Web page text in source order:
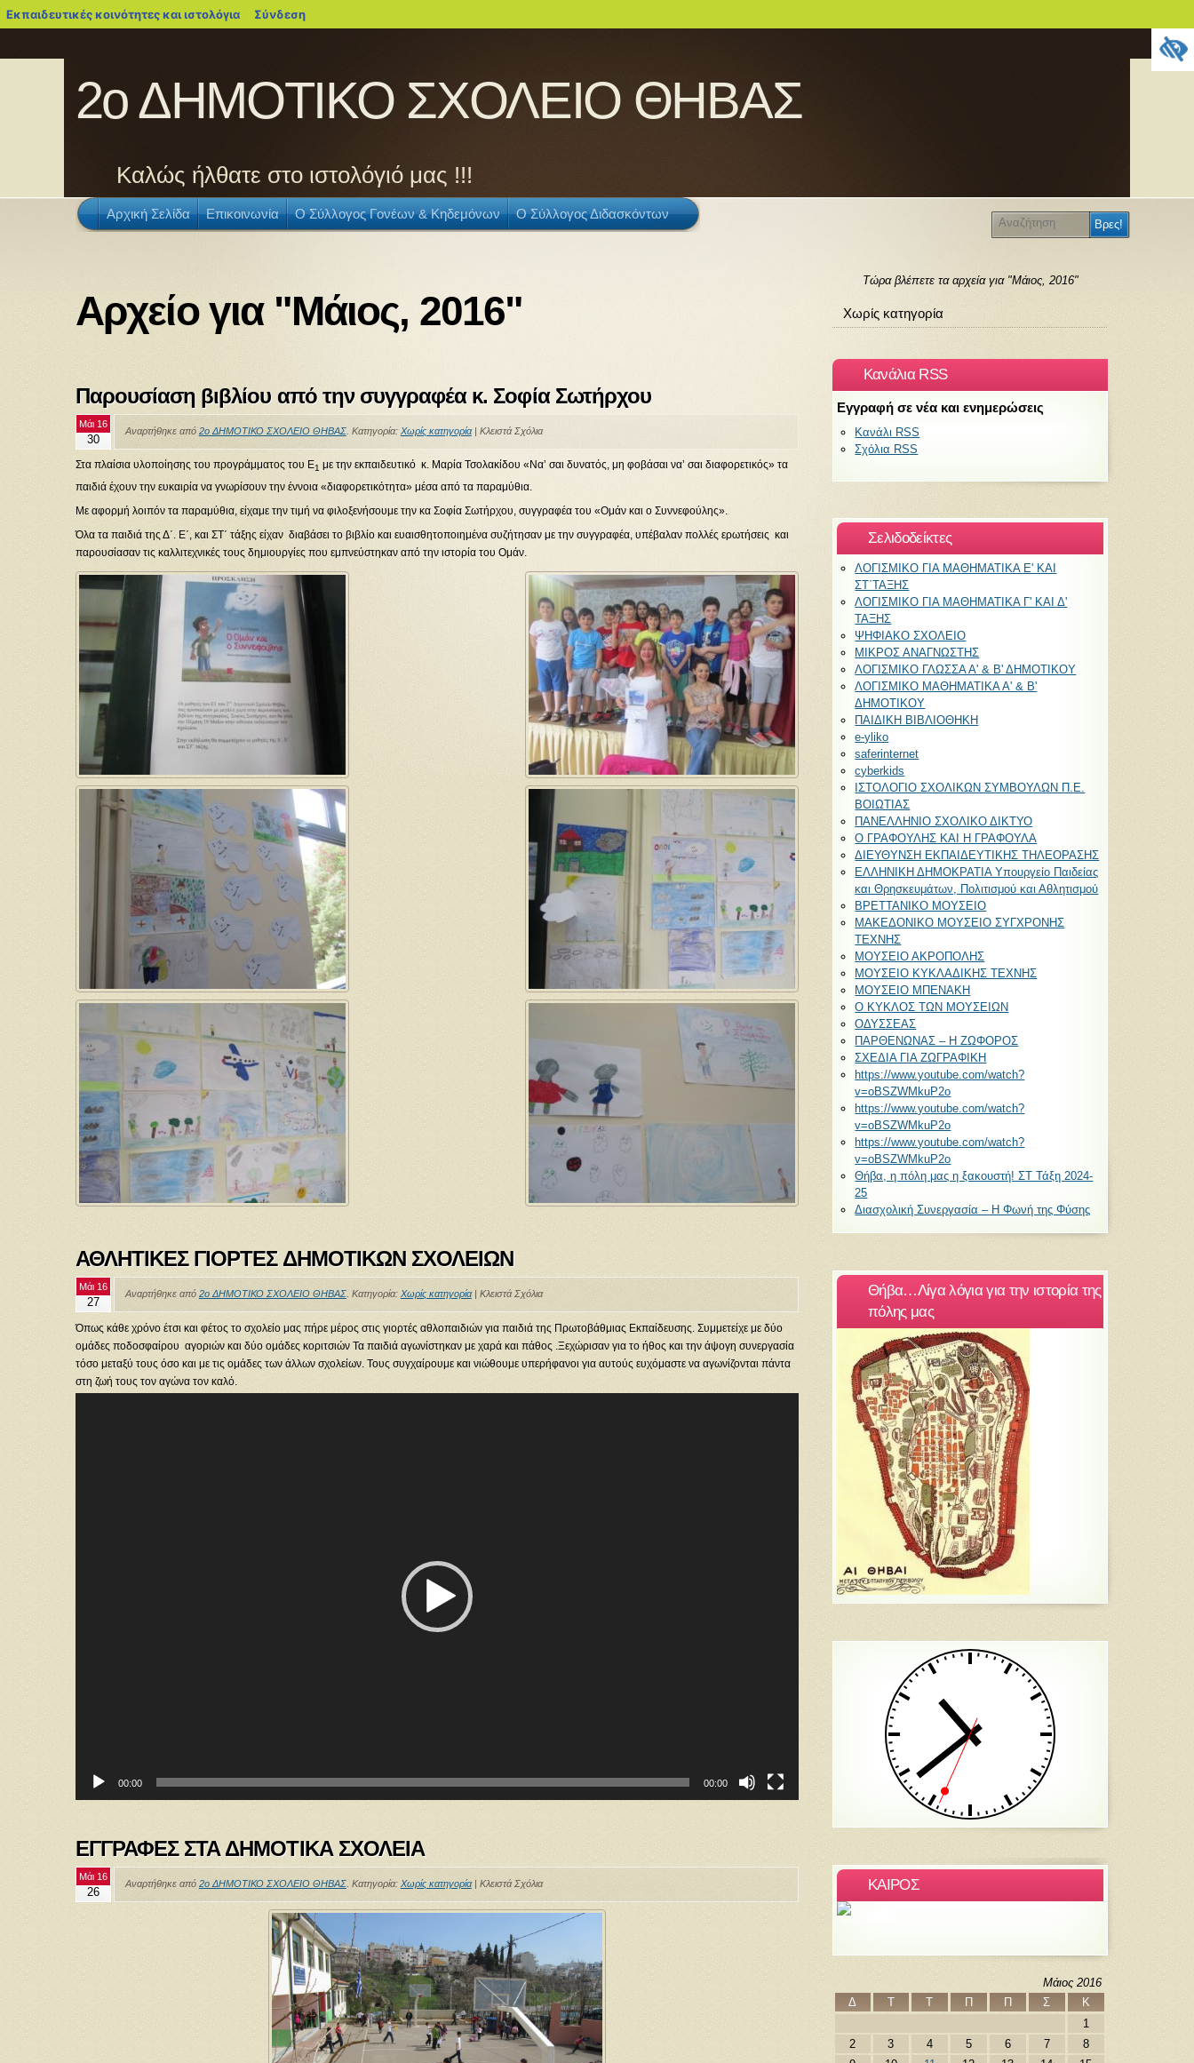
Εκπαιδευτικές κοινότητες και ιστολόγια blogs.sch.gr
Σύνδεση
2ο ΔΗΜΟΤΙΚΟ ΣΧΟΛΕΙΟ ΘΗΒΑΣ
Καλώς ήλθατε στο ιστολόγιό μας !!!
Αρχική Σελίδα Επικοινωνία Ο Σύλλογος Γονέων & Κηδεμόνων Ο Σύλλογος Διδασκόντων
Αρχείο για "Μάιος, 2016"
Παρουσίαση βιβλίου από την συγγραφέα κ. Σοφία Σωτήρχου
Μάι 16
30
Αναρτήθηκε από 2ο ΔΗΜΟΤΙΚΟ ΣΧΟΛΕΙΟ ΘΗΒΑΣ. Κατηγορία: Χωρίς κατηγορία| Κλειστά Σχόλια
Στα πλαίσια υλοποίησης του προγράμματος του Ε1 με την εκπαιδευτικό κ. Μαρία Τσολακίδου «Να’ σαι δυνατός, μη φοβάσαι να’ σαι διαφορετικός» τα
παιδιά έχουν την ευκαιρία να γνωρίσουν την έννοια «διαφορετικότητα» μέσα από τα παραμύθια.
Με αφορμή λοιπόν τα παραμύθια, είχαμε την τιμή να φιλοξενήσουμε την κα Σοφία Σωτήρχου, συγγραφέα του «Ομάν και ο Συννεφούλης».
Όλα τα παιδιά της Δ΄. Ε΄, και ΣΤ΄ τάξης είχαν διαβάσει το βιβλίο και ευαισθητοποιημένα συζήτησαν με την συγγραφέα, υπέβαλαν πολλές ερωτήσεις και
παρουσίασαν τις καλλιτεχνικές τους δημιουργίες που εμπνεύστηκαν από την ιστορία του Ομάν.
ΑΘΛΗΤΙΚΕΣ ΓΙΟΡΤΕΣ ΔΗΜΟΤΙΚΩΝ ΣΧΟΛΕΙΩΝ
Μάι 16
27
Αναρτήθηκε από 2ο ΔΗΜΟΤΙΚΟ ΣΧΟΛΕΙΟ ΘΗΒΑΣ. Κατηγορία: Χωρίς κατηγορία| Κλειστά Σχόλια
Όπως κάθε χρόνο έτσι και φέτος το σχολείο μας πήρε μέρος στις γιορτές αθλοπαιδιών για παιδιά της Πρωτοβάθμιας Εκπαίδευσης. Συμμετείχε με δύο
ομάδες ποδοσφαίρου αγοριών και δύο ομάδες κοριτσιών Τα παιδιά αγωνίστηκαν με χαρά και πάθος .Ξεχώρισαν για το ήθος και την άψογη συνεργασία
τόσο μεταξύ τους όσο και με τις ομάδες των άλλων σχολείων. Τους συγχαίρουμε και νιώθουμε υπερήφανοι για αυτούς ευχόμαστε να αγωνίζονται πάντα
στη ζωή τους τον αγώνα τον καλό.
00:00 00:00
ΕΓΓΡΑΦΕΣ ΣΤΑ ΔΗΜΟΤΙΚΑ ΣΧΟΛΕΙΑ
Μάι 16
26
Αναρτήθηκε από 2ο ΔΗΜΟΤΙΚΟ ΣΧΟΛΕΙΟ ΘΗΒΑΣ. Κατηγορία: Χωρίς κατηγορία| Κλειστά Σχόλια
Τώρα βλέπετε τα αρχεία για "Μάιος, 2016"
Χωρίς κατηγορία
Κανάλια RSS
Εγγραφή σε νέα και ενημερώσεις
Κανάλι RSS
Σχόλια RSS
Σελιδοδείκτες
ΛΟΓΙΣΜΙΚΟ ΓΙΑ ΜΑΘΗΜΑΤΙΚΑ Ε' ΚΑΙ
ΣΤ΄ΤΑΞΗΣ
ΛΟΓΙΣΜΙΚΟ ΓΙΑ ΜΑΘΗΜΑΤΙΚΑ Γ' ΚΑΙ Δ'
ΤΑΞΗΣ
ΨΗΦΙΑΚΟ ΣΧΟΛΕΙΟ
ΜΙΚΡΟΣ ΑΝΑΓΝΩΣΤΗΣ
ΛΟΓΙΣΜΙΚΟ ΓΛΩΣΣΑ Α' & Β' ΔΗΜΟΤΙΚΟΥ
ΛΟΓΙΣΜΙΚΟ ΜΑΘΗΜΑΤΙΚΑ Α' & Β'
ΔΗΜΟΤΙΚΟΥ
ΠΑΙΔΙΚΗ ΒΙΒΛΙΟΘΗΚΗ
e-yliko
saferinternet
cyberkids
ΙΣΤΟΛΟΓΙΟ ΣΧΟΛΙΚΩΝ ΣΥΜΒΟΥΛΩΝ Π.Ε.
ΒΟΙΩΤΙΑΣ
ΠΑΝΕΛΛΗΝΙΟ ΣΧΟΛΙΚΟ ΔΙΚΤΥΟ
Ο ΓΡΑΦΟΥΛΗΣ ΚΑΙ Η ΓΡΑΦΟΥΛΑ
ΔΙΕΥΘΥΝΣΗ ΕΚΠΑΙΔΕΥΤΙΚΗΣ ΤΗΛΕΟΡΑΣΗΣ
ΕΛΛΗΝΙΚΗ ΔΗΜΟΚΡΑΤΙΑ Υπουργείο Παιδείας
και Θρησκευμάτων, Πολιτισμού και Αθλητισμού
ΒΡΕΤΤΑΝΙΚΟ ΜΟΥΣΕΙΟ
ΜΑΚΕΔΟΝΙΚΟ ΜΟΥΣΕΙΟ ΣΥΓΧΡΟΝΗΣ
ΤΕΧΝΗΣ
ΜΟΥΣΕΙΟ ΑΚΡΟΠΟΛΗΣ
ΜΟΥΣΕΙΟ ΚΥΚΛΑΔΙΚΗΣ ΤΕΧΝΗΣ
ΜΟΥΣΕΙΟ ΜΠΕΝΑΚΗ
Ο ΚΥΚΛΟΣ ΤΩΝ ΜΟΥΣΕΙΩΝ
ΟΔΥΣΣΕΑΣ
ΠΑΡΘΕΝΩΝΑΣ – Η ΖΩΦΟΡΟΣ
ΣΧΕΔΙΑ ΓΙΑ ΖΩΓΡΑΦΙΚΗ
https://www.youtube.com/watch?
v=oBSZWMkuP2o
https://www.youtube.com/watch?
v=oBSZWMkuP2o
https://www.youtube.com/watch?
v=oBSZWMkuP2o
Θήβα, η πόλη μας η ξακουστή! ΣΤ Τάξη 2024-
25
Διασχολική Συνεργασία – Η Φωνή της Φύσης
Θήβα…Λίγα λόγια για την ιστορία της
πόλης μας
ΚΑΙΡΟΣ
Μάιος 2016
Δ
Τ Τ Π Π Σ
Κ
1
2
3 4 5 6 7
8